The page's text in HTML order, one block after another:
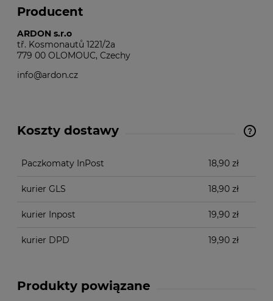
Producent
ARDON s.r.o
tř. Kosmonautů 1221/2a
779 00 OLOMOUC, Czechy
info@ardon.cz
Koszty dostawy
Cena nie zawiera ewentualnych kosztów płatności
Paczkomaty InPost 18,90 zł
kurier GLS 18,90 zł
kurier Inpost 19,90 zł
kurier DPD 19,90 zł
Produkty powiązane